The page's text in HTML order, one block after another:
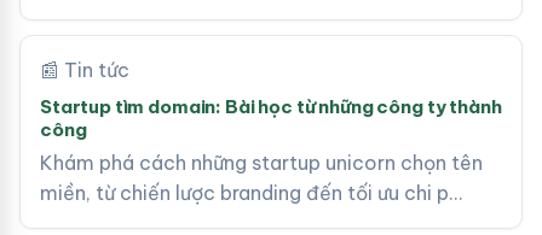
📰 Tin tức
Startup tìm domain: Bài học từ những công ty thành
công
Khám phá cách những startup unicorn chọn tên
miền, từ chiến lược branding đến tối ưu chi p…